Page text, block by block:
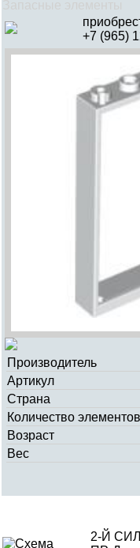
+7 (965)
Производитель
Артикул
Страна
Количество элементов
Возраст
Вес
2-Й